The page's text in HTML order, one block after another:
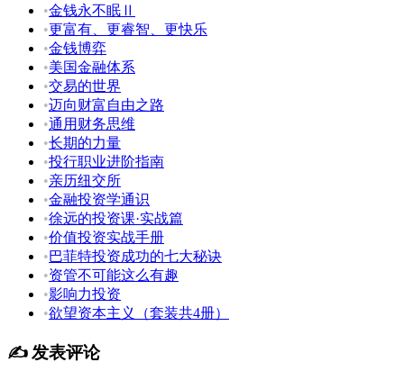
•金钱永不眠Ⅱ
•更富有、更睿智、更快乐
•金钱博弈
•美国金融体系
•交易的世界
•迈向财富自由之路
•通用财务思维
•长期的力量
•投行职业进阶指南
•亲历纽交所
•金融投资学通识
•徐远的投资课·实战篇
•价值投资实战手册
•巴菲特投资成功的七大秘诀
•资管不可能这么有趣
•影响力投资
•欲望资本主义（套装共4册）
✍️ 发表评论